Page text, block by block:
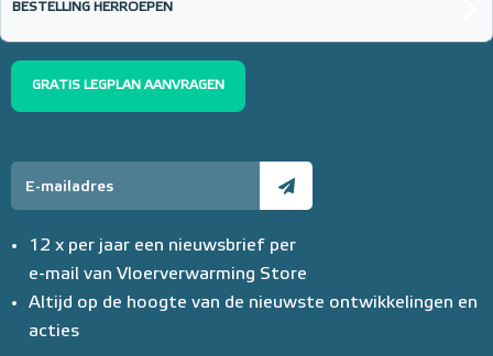
BESTELLING HERROEPEN
GRATIS LEGPLAN AANVRAGEN
12 x per jaar een nieuwsbrief per
e-mail van Vloerverwarming Store
Altijd op de hoogte van de nieuwste ontwikkelingen en
acties